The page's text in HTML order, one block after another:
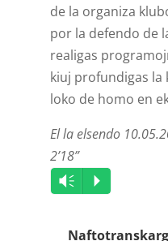
de la organiza
por la defendo de
realigas
kiuj profundigas
loko de homo en
El la elsendo
2’18”
Audio
Player
Vm P